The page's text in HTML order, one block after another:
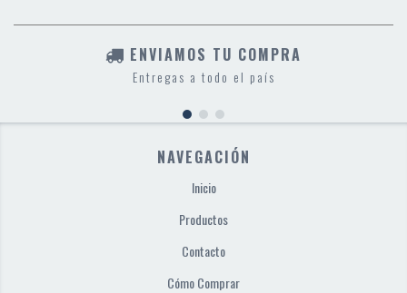
ENVIAMOS TU COMPRA
Entregas a todo el país
NAVEGACIÓN
Inicio
Productos
Contacto
Cómo Comprar